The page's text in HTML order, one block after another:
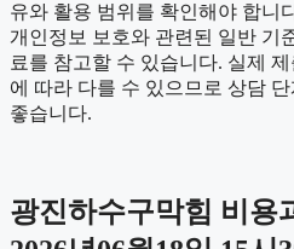
유와 활용 범위를 확인해야 합니
개인정보 보호와 관련된 일반 기
료를 참고할 수 있습니다. 실제
에 따라 다를 수 있으므로 상담
좋습니다.
광진하수구막힘 비용